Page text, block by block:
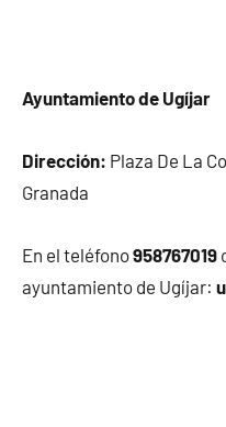
Ayuntamiento de Ugíjar
Dirección: Plaza De La
Granada
En el teléfono958767019
ayuntamiento de Ugíjar: